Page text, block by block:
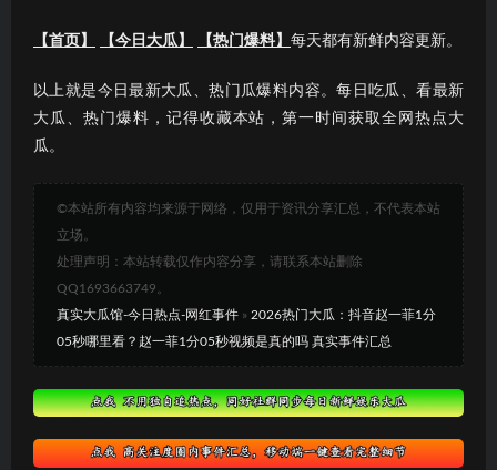
【首页】 【今日大瓜】 【热门爆料】 每天都有新鲜内容更新。
以上就是今日最新大瓜、热门瓜爆料内容。每日吃瓜、看最新
大瓜、热门爆料，记得收藏本站，第一时间获取全网热点大
瓜。
©本站所有内容均来源于网络，仅用于资讯分享汇总，不代表本站
立场。
处理声明：本站转载仅作内容分享，请联系本站删除
QQ1693663749。
真实大瓜馆-今日热点-网红事件 » 2026热门大瓜：抖音赵一菲1分
05秒哪里看？赵一菲1分05秒视频是真的吗 真实事件汇总